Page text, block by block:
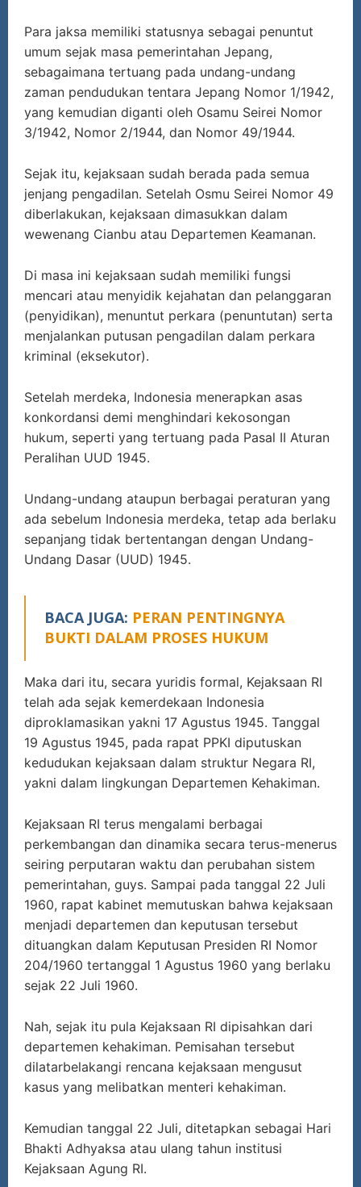
Para jaksa memiliki statusnya sebagai penuntut
umum sejak masa pemerintahan Jepang,
sebagaimana tertuang pada undang-undang
zaman pendudukan tentara Jepang Nomor 1/1942,
yang kemudian diganti oleh Osamu Seirei Nomor
3/1942, Nomor 2/1944, dan Nomor 49/1944.
Sejak itu, kejaksaan sudah berada pada semua
jenjang pengadilan. Setelah Osmu Seirei Nomor 49
diberlakukan, kejaksaan dimasukkan dalam
wewenang Cianbu atau Departemen Keamanan.
Di masa ini kejaksaan sudah memiliki fungsi
mencari atau menyidik kejahatan dan pelanggaran
(penyidikan), menuntut perkara (penuntutan) serta
menjalankan putusan pengadilan dalam perkara
kriminal (eksekutor).
Setelah merdeka, Indonesia menerapkan asas
konkordansi demi menghindari kekosongan
hukum, seperti yang tertuang pada Pasal II Aturan
Peralihan UUD 1945.
Undang-undang ataupun berbagai peraturan yang
ada sebelum Indonesia merdeka, tetap ada berlaku
sepanjang tidak bertentangan dengan Undang-
Undang Dasar (UUD) 1945.
BACA JUGA: PERAN PENTINGNYA
BUKTI DALAM PROSES HUKUM
Maka dari itu, secara yuridis formal, Kejaksaan RI
telah ada sejak kemerdekaan Indonesia
diproklamasikan yakni 17 Agustus 1945. Tanggal
19 Agustus 1945, pada rapat PPKI diputuskan
kedudukan kejaksaan dalam struktur Negara RI,
yakni dalam lingkungan Departemen Kehakiman.
Kejaksaan RI terus mengalami berbagai
perkembangan dan dinamika secara terus-menerus
seiring perputaran waktu dan perubahan sistem
pemerintahan, guys. Sampai pada tanggal 22 Juli
1960, rapat kabinet memutuskan bahwa kejaksaan
menjadi departemen dan keputusan tersebut
dituangkan dalam Keputusan Presiden RI Nomor
204/1960 tertanggal 1 Agustus 1960 yang berlaku
sejak 22 Juli 1960.
Nah, sejak itu pula Kejaksaan RI dipisahkan dari
departemen kehakiman. Pemisahan tersebut
dilatarbelakangi rencana kejaksaan mengusut
kasus yang melibatkan menteri kehakiman.
Kemudian tanggal 22 Juli, ditetapkan sebagai Hari
Bhakti Adhyaksa atau ulang tahun institusi
Kejaksaan Agung RI.